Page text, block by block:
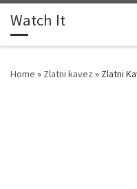
Skip to content
Watch It
Home » Zlatni kavez » Zlatni